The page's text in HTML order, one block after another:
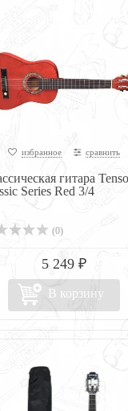
избранное сравнить
гитара
Series Red 3/4
(0)
5 249 ₽
В корзину